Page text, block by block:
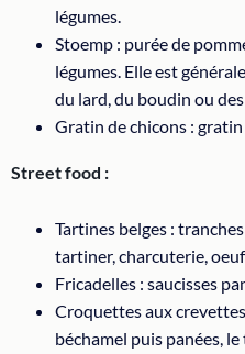
légumes.
Stoemp : purée de
légumes. Elle est
du lard, du boudin ou
Gratin de chicons : gratin
Street food :
Tartines belges :
tartiner, charcuterie,
Fricadelles : saucisses
Croquettes aux
béchamel puis panées,